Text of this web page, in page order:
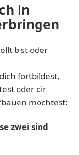
in
bist oder
fortbildest,
oder dir
möchtest:
zwei sind